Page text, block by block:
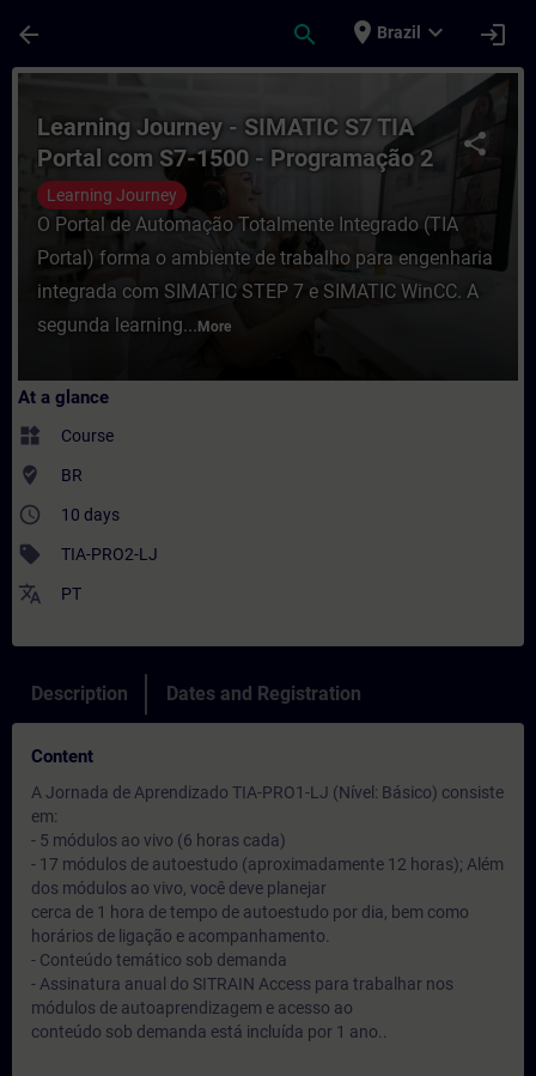
arrow_back search place Brazil expand_more login
Course - Learning Journey - SIMATIC
share
Learning Journey - SIMATIC S7 TIA
Portal com S7-1500 - Programação 2
Learning Journey
O Portal de Automação Totalmente Integrado (TIA
Portal) forma o ambiente de trabalho para engenharia
integrada com SIMATIC STEP 7 e SIMATIC WinCC. A
segunda learning... More
At a glance
widgets Course
where_to_vote BR
access_time 10 days
sell TIA-PRO2-LJ
translate PT
Description Dates and Registration
Content
A Jornada de Aprendizado TIA-PRO1-LJ (Nível: Básico) consiste
em:
- 5 módulos ao vivo (6 horas cada)
- 17 módulos de autoestudo (aproximadamente 12 horas); Além
dos módulos ao vivo, você deve planejar
cerca de 1 hora de tempo de autoestudo por dia, bem como
horários de ligação e acompanhamento.
- Conteúdo temático sob demanda
- Assinatura anual do SITRAIN Access para trabalhar nos
módulos de autoaprendizagem e acesso ao
conteúdo sob demanda está incluída por 1 ano..